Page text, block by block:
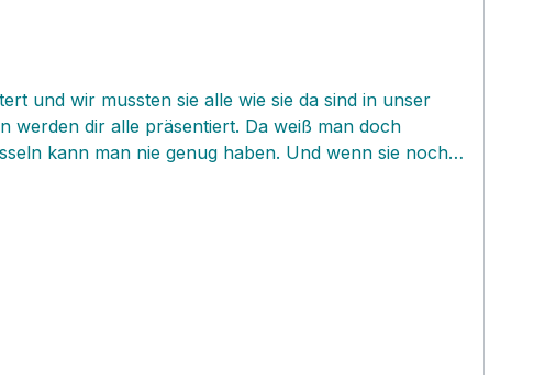
und wir mussten sie alle wie sie da sind in unser
werden dir alle präsentiert. Da weiß man doch
kann man nie genug haben. Und wenn sie noch